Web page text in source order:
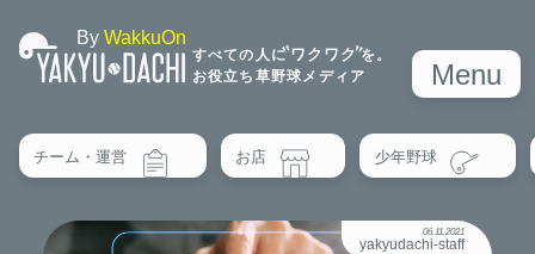
Menu
ByWakkuOn
すべての人に ワクワクを。
お役立ち草野球メディア
チーム・運営 お店 少年野球
06.11.2021
yakyudachi-staff